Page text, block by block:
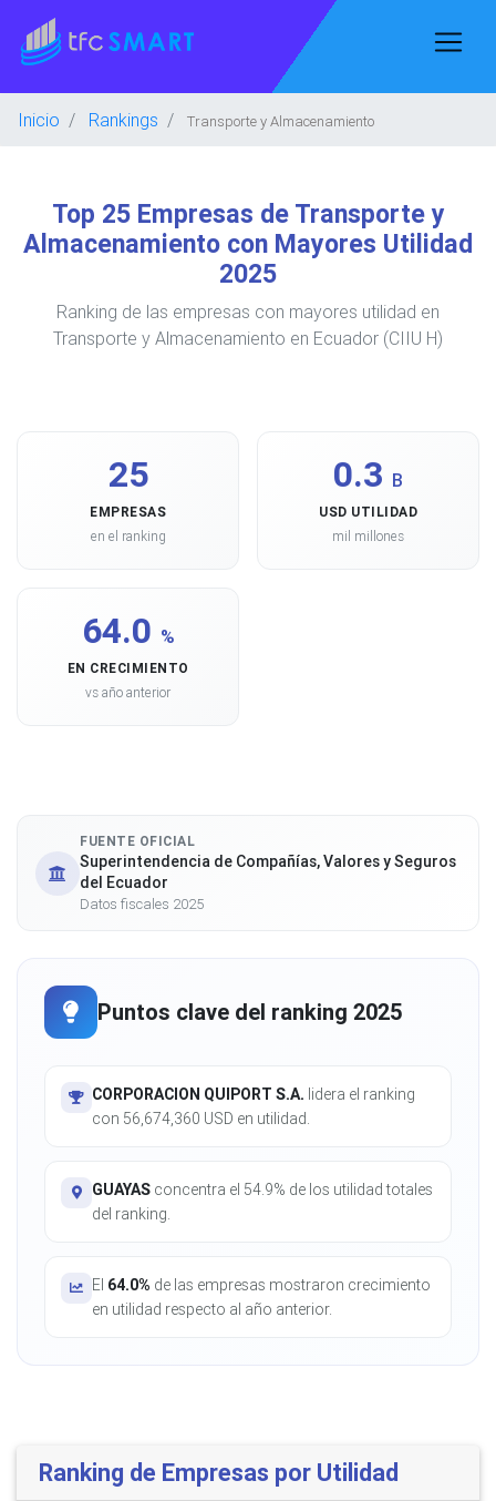
Inicio Rankings Transporte y Almacenamiento
Top 25 Empresas de Transporte y
Almacenamiento con Mayores Utilidad
2025
Ranking de las empresas con mayores utilidad en
Transporte y Almacenamiento en Ecuador (CIIU H)
25
EMPRESAS
en el ranking
0.3 B
USD UTILIDAD
mil millones
64.0 %
EN CRECIMIENTO
vs año anterior
FUENTE OFICIAL
Superintendencia de Compañías, Valores y Seguros
del Ecuador
Datos fiscales 2025
Puntos clave del ranking 2025
CORPORACION QUIPORT S.A. lidera el ranking
con 56,674,360 USD en utilidad.
GUAYAS concentra el 54.9% de los utilidad totales
del ranking.
El 64.0% de las empresas mostraron crecimiento
en utilidad respecto al año anterior.
Ranking de Empresas por Utilidad